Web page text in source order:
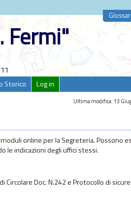
Fermi"
Storico Log in
Ultima modifica: 13
online per la Segreteria. Possono
le indicazioni degli uffici stessi.
Circolare Doc. N.242 e Protocollo di